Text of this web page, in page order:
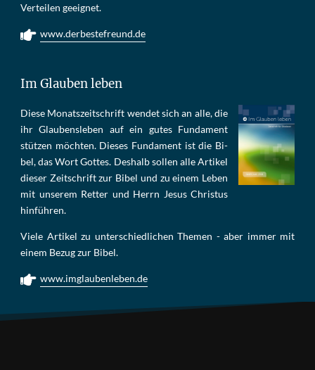
Ver­tei­len ge­eig­net.
www.derbestefreund.de
Im Glauben leben
Die­se Mo­nats­zeit­schrift wen­det sich an alle, die
ihr Glau­bens­le­ben auf ein gu­tes Fun­da­ment
stüt­zen möch­ten. Die­ses Fun­da­ment ist die Bi­
bel, das Wort Got­tes. Des­halb sol­len al­le Ar­ti­kel
die­ser Zeit­schrift zur Bi­bel und zu ei­nem Le­ben
mit un­se­rem Ret­ter und Herrn Je­sus Chris­tus
hin­füh­ren.
Viele Artikel zu unterschiedlichen Themen - aber immer mit
einem Bezug zur Bibel.
www.imglaubenleben.de